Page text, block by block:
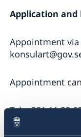
Application and
Appointment via
Appointment
Tel: +381 11 20